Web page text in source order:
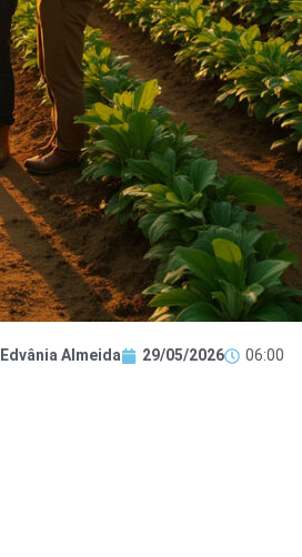
Edvânia Almeida 29/05/2026 06:00